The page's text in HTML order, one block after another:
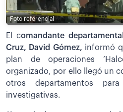
Foto referencial
El comandante
Cruz, David Gómez, informó
plan de operaciones
organizado, por ello llegó un
otros departamentos
investigativas.